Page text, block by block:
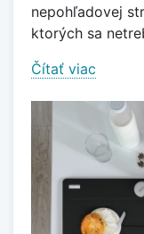
nepohľadovej
ktorých sa
Čítať viac